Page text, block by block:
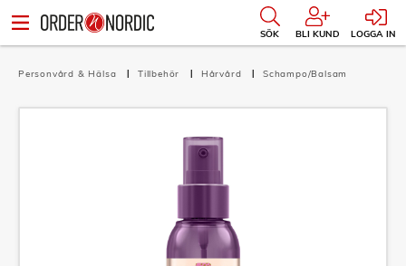
SÖK BLI KUND LOGGA IN
Personvård & Hälsa Tillbehör Hårvård Schampo/Balsam